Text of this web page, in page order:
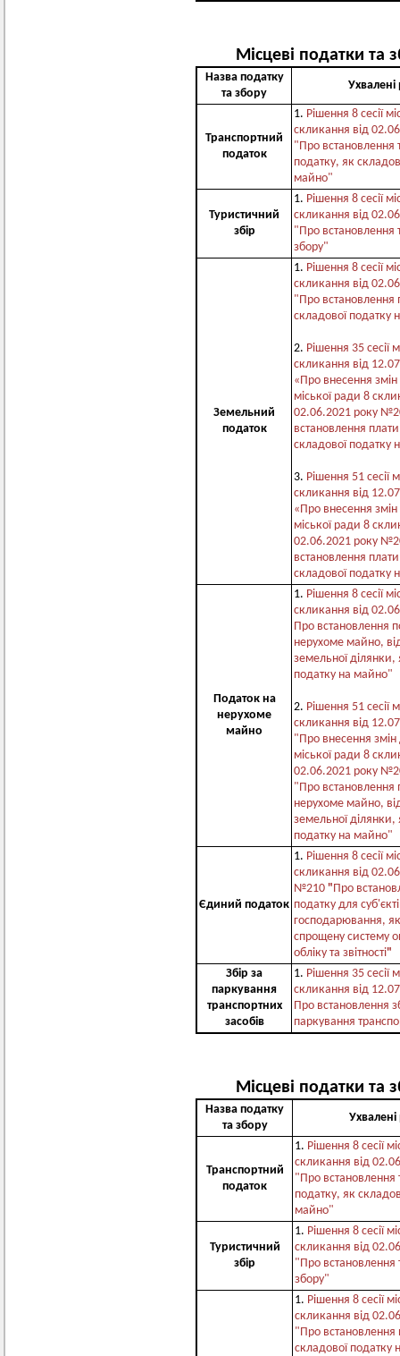
Місцеві податки та
Назва податку
та збору
Транспортний
податок
1. Рішення 8 сесії
скликання від
"Про встановлення
податку, як
майно"
Туристичний
збір
1. Рішення 8 сесії
скликання від
"Про встановлення
збору"
Земельний
податок
1. Рішення 8 сесії
скликання від
"Про встановлення
складової податку
2. Рішення 35 сесії
скликання від
«Про внесення змін
міської ради 8
02.06.2021 року
встановлення
складової податку
3. Рішення 51 сесії
скликання від
«Про внесення змін
міської ради 8
02.06.2021 року
встановлення
складової податку
Податок на
нерухоме
майно
1. Рішення 8 сесії
скликання від
Про встановлення
нерухоме майно,
земельної ділянки,
податку на майно"
2. Рішення 51 сесії
скликання від
"Про внесення змін
міської ради 8
02.06.2021 року
"Про встановлення
нерухоме майно,
земельної ділянки,
податку на майно"
Єдиний податок
1. Рішення 8 сесії
скликання від
№210 "Про
податку для
господарювання,
спрощену систему
обліку та звітності"
Збір за
паркування
транспортних
засобів
1. Рішення 35 сесії
скликання від
Про встановлення
паркування
Місцеві податки та
Назва податку
та збору
Транспортний
податок
1. Рішення 8 сесії
скликання від
"Про встановлення
податку, як
майно"
Туристичний
збір
1. Рішення 8 сесії
скликання від
"Про встановлення
збору"
1. Рішення 8 сесії
скликання від
"Про
складової податку